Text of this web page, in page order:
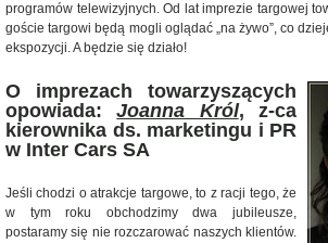
programów telewizyjnych. Od lat imprezie targowej
goście targowi będą mogli oglądać „na żywo”, co
ekspozycji. A będzie się działo!
O imprezach towarzyszących
opowiada:
Joanna Król, z-ca
kierownika ds. marketingu i PR
w Inter Cars SA
Jeśli chodzi o atrakcje targowe, to z racji tego, że
w tym roku obchodzimy dwa jubileusze,
postaramy się nie rozczarować naszych klientów.